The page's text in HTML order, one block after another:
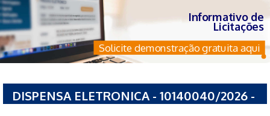
Informativo de
Licitações
Solicite demonstração gratuita aqui
DISPENSA ELETRONICA - 10140040/2026 -